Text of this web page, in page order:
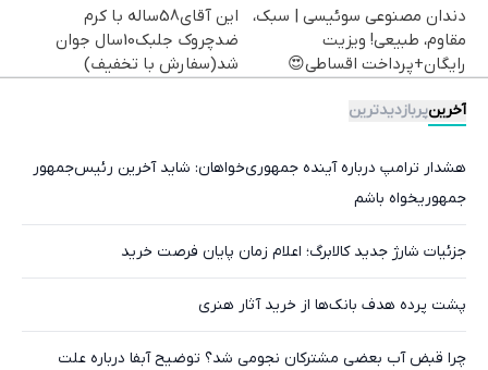
دندان مصنوعی سوئیسی | سبک،
مقاوم، طبیعی! ویزیت
رایگان+پرداخت اقساطی😍
این آقای58ساله با کرم
ضدچروک جلبک10سال جوان
شد(سفارش با تخفیف)
آخرینپربازدیدترین
هشدار ترامپ درباره آینده جمهوری‌خواهان: شاید آخرین رئیس‌جمهور
جمهوریخواه باشم
جزئیات شارژ جدید کالابرگ؛ اعلام زمان پایان فرصت خرید
پشت پرده هدف بانک‌ها از خرید آثار هنری
چرا قبض آب بعضی مشترکان نجومی شد؟ توضیح آبفا درباره علت